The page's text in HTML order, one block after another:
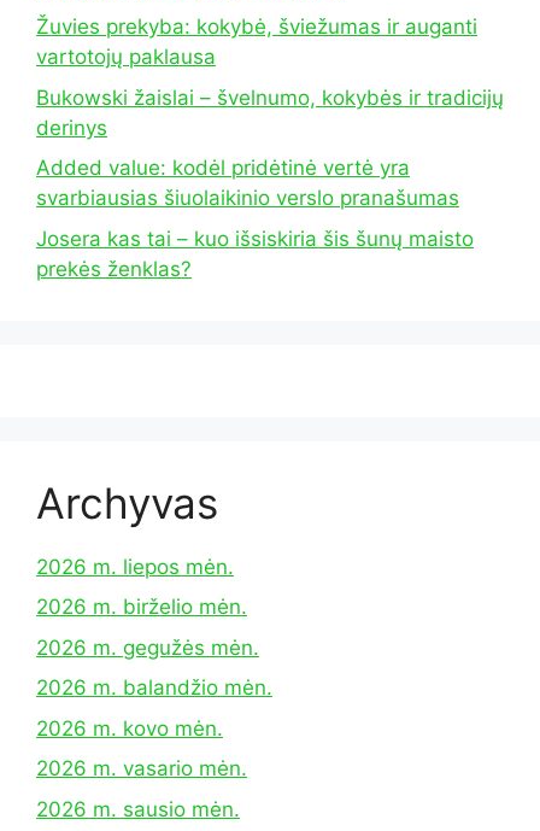
Žuvies prekyba: kokybė, šviežumas ir auganti
vartotojų paklausa
Bukowski žaislai – švelnumo, kokybės ir tradicijų
derinys
Added value: kodėl pridėtinė vertė yra
svarbiausias šiuolaikinio verslo pranašumas
Josera kas tai – kuo išsiskiria šis šunų maisto
prekės ženklas?
Archyvas
2026 m. liepos mėn.
2026 m. birželio mėn.
2026 m. gegužės mėn.
2026 m. balandžio mėn.
2026 m. kovo mėn.
2026 m. vasario mėn.
2026 m. sausio mėn.